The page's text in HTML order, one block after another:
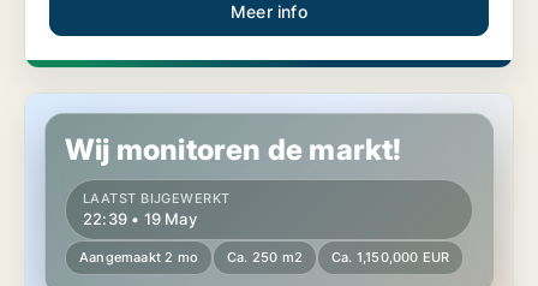
Meer info
Winkel in Bunschoten, Province of Utrecht
Wij monitoren de markt!
LAATST BIJGEWERKT
22:39 • 19 May
Aangemaakt 2 mo Ca. 250 m2 Ca. 1,150,000 EUR